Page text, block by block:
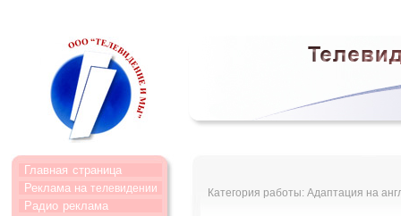
Главная страница
Реклама на телевидении
Радио реклама
Категория работы: Адаптация на